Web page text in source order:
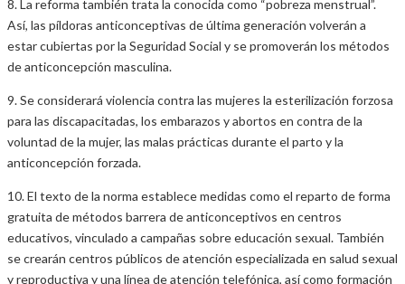
8. La reforma también trata la conocida como “pobreza menstrual”.
Así, las píldoras anticonceptivas de última generación volverán a
estar cubiertas por la Seguridad Social y se promoverán los métodos
de anticoncepción masculina.
9. Se considerará violencia contra las mujeres la esterilización forzosa
para las discapacitadas, los embarazos y abortos en contra de la
voluntad de la mujer, las malas prácticas durante el parto y la
anticoncepción forzada.
10. El texto de la norma establece medidas como el reparto de forma
gratuita de métodos barrera de anticonceptivos en centros
educativos, vinculado a campañas sobre educación sexual. También
se crearán centros públicos de atención especializada en salud sexual
y reproductiva y una línea de atención telefónica, así como formación